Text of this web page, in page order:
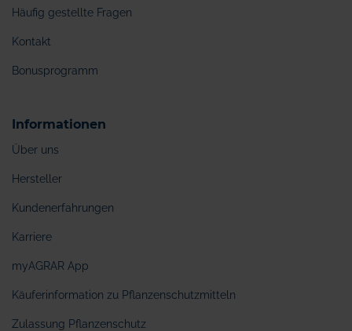
Häufig gestellte Fragen
Kontakt
Bonusprogramm
Informationen
Über uns
Hersteller
Kundenerfahrungen
Karriere
myAGRAR App
Käuferinformation zu Pflanzenschutzmitteln
Zulassung Pflanzenschutz